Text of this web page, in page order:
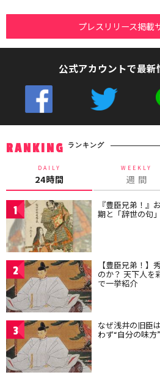
プレスリリース掲載
公式アカウントで最新
RANKING ランキング
DAILY
24時間
WEEKLY
週 間
1 『豊臣兄弟！』
期と「辞世の句
2 【豊臣兄弟！】
のか？ 天下人を
で一挙紹介
3 なぜ浅井の旧臣
わず“自分の味